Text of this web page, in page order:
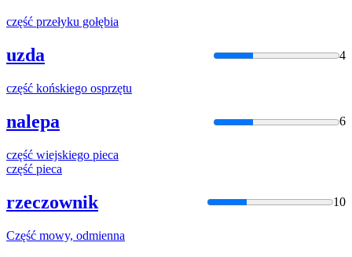
część przełyku gołębia
uzda 4
część końskiego osprzętu
nalepa 6
część wiejskiego pieca
część pieca
rzeczownik 10
Część mowy, odmienna